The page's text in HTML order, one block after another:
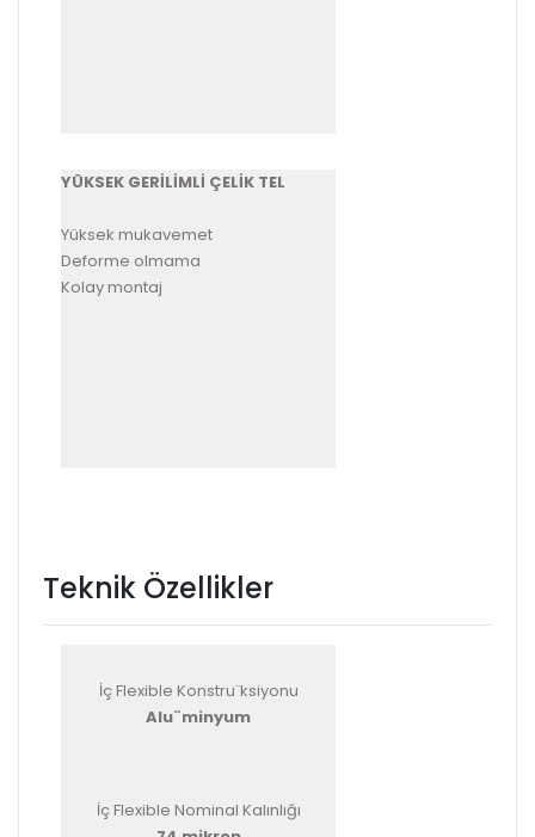
YÜKSEK GERİLİMLİ ÇELİK TEL
Yüksek mukavemet
Deforme olmama
Kolay montaj
Teknik Özellikler
İç Flexible Konstru¨ksiyonu
Alu¨minyum
İç Flexible Nominal Kalınlığı